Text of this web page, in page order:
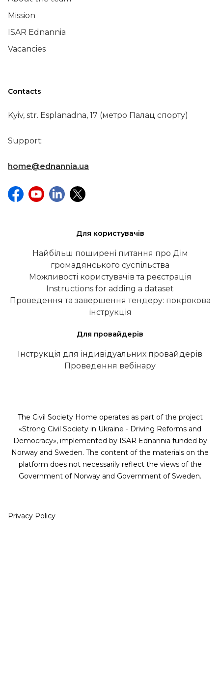
Mission
ISAR Ednannia
Vacancies
Contacts
Kyiv, str. Esplanadna, 17 (метро Палац спорту)
Support:
home@ednannia.ua
Для користувачів
Найбільш поширені питання про Дім
громадянського суспільства
Можливості користувачів та реєстрація
Instructions for adding a dataset
Проведення та завершення тендеру: покрокова
інструкція
Для провайдерів
Інструкція для індивідуальних провайдерів
Проведення вебінару
The Civil Society Home operates as part of the project
«Strong Civil Society in Ukraine - Driving Reforms and
Democracy», implemented by ISAR Ednannia funded by
Norway and Sweden. The content of the materials on the
platform does not necessarily reflect the views of the
Government of Norway and Government of Sweden.
Privacy Policy